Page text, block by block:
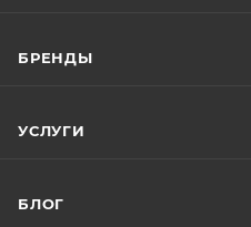
БРЕНДЫ
УСЛУГИ
БЛОГ